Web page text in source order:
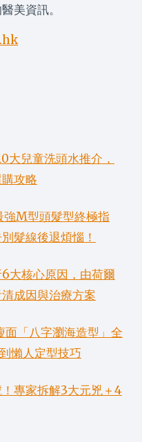
美資訊。
大兒童洗頭水推介，
攻略
M型頭髮型終極指
髮線後退煩惱！
大核心原因，由荷爾
成因與治療方案
「八字瀏海造型」全
懶人定型技巧
專家拆解3大元兇＋4